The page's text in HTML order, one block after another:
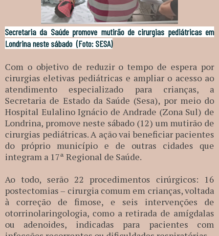
Secretaria da Saúde promove mutirão de cirurgias pediátricas em
Londrina neste sábado (Foto: SESA)
Com o objetivo de reduzir o tempo de espera por
cirurgias eletivas pediátricas e ampliar o acesso ao
atendimento especializado para crianças, a
Secretaria de Estado da Saúde (Sesa), por meio do
Hospital Eulalino Ignácio de Andrade (Zona Sul) de
Londrina, promove neste sábado (12) um mutirão de
cirurgias pediátricas. A ação vai beneficiar pacientes
do próprio município e de outras cidades que
integram a 17ª Regional de Saúde.
Ao todo, serão 22 procedimentos cirúrgicos: 16
postectomias – cirurgia comum em crianças, voltada
à correção de fimose, e seis intervenções de
otorrinolaringologia, como a retirada de amígdalas
ou adenoides, indicadas para pacientes com